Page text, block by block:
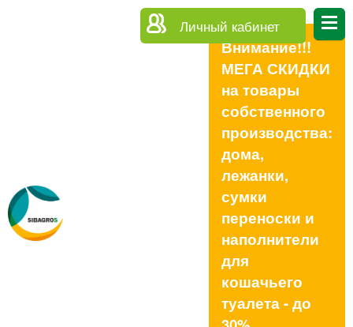
Личный кабинет
Внимание!!!
МЕГА СКИДКИ
на товары
собственного
производства:
дома,
лежанки,
сумки
переноски и
наполнители
для
кошачьего
туалета - до